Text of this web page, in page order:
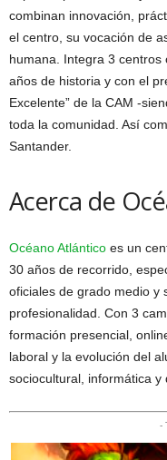
combinan innovación,
el centro, su vocación de
humana. Integra 3
años de historia y con el
Excelente” de la CAM -
toda la comunidad. Así
Santander.
Acerca de
Océano Atlántico es un
30 años de recorrido,
oficiales de grado medio y
profesionalidad. Con 3
formación presencial,
laboral y la evolución del
sociocultural, informática y
-